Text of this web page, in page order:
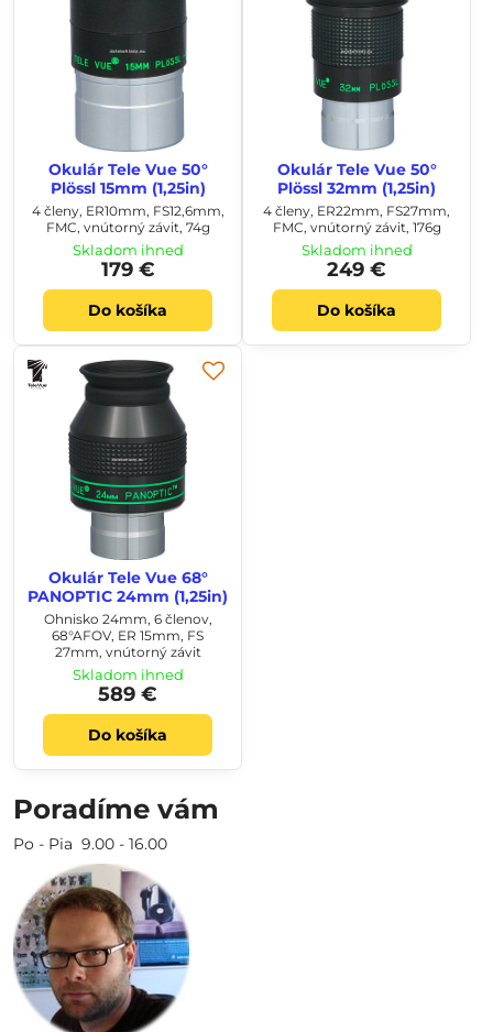
Okulár Tele Vue 50°
Plössl 15mm (1,25in)
4 členy, ER10mm, FS12,6mm,
FMC, vnútorný závit, 74g
Skladom ihneď
179 €
Do košíka
Okulár Tele Vue 50°
Plössl 32mm (1,25in)
4 členy, ER22mm, FS27mm,
FMC, vnútorný závit, 176g
Skladom ihneď
249 €
Do košíka
Okulár Tele Vue 68°
PANOPTIC 24mm (1,25in)
Ohnisko 24mm, 6 členov,
68°AFOV, ER 15mm, FS
27mm, vnútorný závit
Skladom ihneď
589 €
Do košíka
Poradíme vám
Po - Pia 9.00 - 16.00